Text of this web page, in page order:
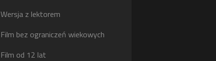
Wersja z lektorem
Film bez ograniczeń wiekowych
Film od 12 lat